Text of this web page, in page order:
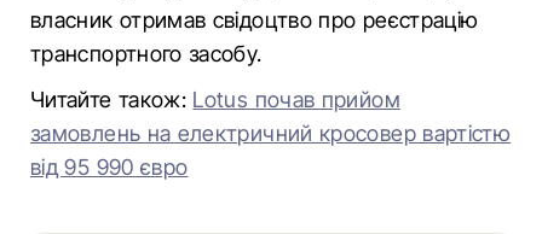
власник отримав свідоцтво про реєстрацію
транспортного засобу.
Читайте також: Lotus почав прийом
замовлень на електричний кросовер вартістю
від 95 990 євро